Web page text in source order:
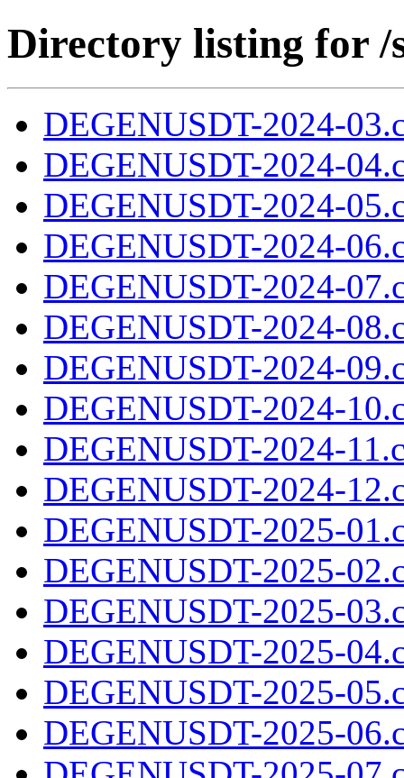
Directory listing for /
DEGENUSDT-2024-
DEGENUSDT-2024-
DEGENUSDT-2024-
DEGENUSDT-2024-
DEGENUSDT-2024-
DEGENUSDT-2024-
DEGENUSDT-2024-
DEGENUSDT-2024-
DEGENUSDT-2024-
DEGENUSDT-2024-
DEGENUSDT-2025-
DEGENUSDT-2025-
DEGENUSDT-2025-
DEGENUSDT-2025-
DEGENUSDT-2025-
DEGENUSDT-2025-